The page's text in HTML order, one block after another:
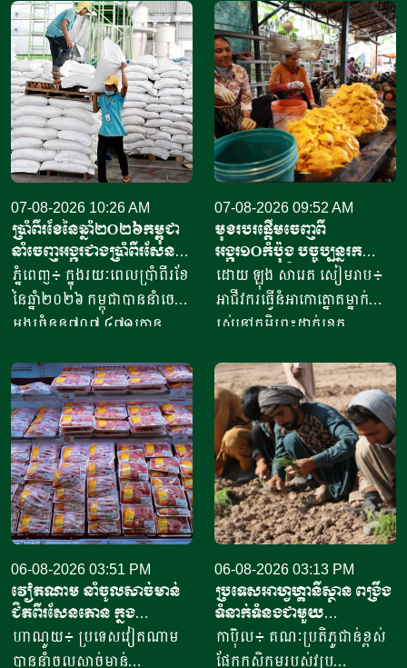
07-08-2026 10:26 AM
ប្រាំពីរខែនៃឆ្នាំ​២០២៦កម្ពុជា
នាំចេញអង្ករជាងប្រាំពីរសែន​
តោន គិតជាទឹកប្រាក់​
ជាង៤១៥លានដុល្លារ
ភ្នំពេញ៖ ក្នុងរយៈពេលប្រាំពីរខែ
នៃឆ្នាំ២០២៦ កម្ពុជាបាននាំចេញ
អង្ករចំនួន៧០៧ ៤៧១តោន​
ចំនួន៦១ក្រុមហ៊ុន ដោយនាំ
ចេញទៅកាន់គោលដៅចំនួន៦៦
ដែលក្នុងនោះទៅកាន់បណ្តា
ប្រទេសនៅក្នុងតំបន់អឺរ៉ុប
ចំនួន៣៣ ​បានបរិមាណអង្ករ
ចំនួន២០៧ ១៥៧តោន គិតជា
ទឹកប្រាក់ចំនួន១៥៦,៤៥​លាន
ដុល្លារ។ ឧកញ៉ា ឡាយ ឈុនហួ
ប្រធានសហព័ន្ធស្រូវអង្ករកម្ពុជា
បានមានប្រសាសន៍ថា ការនាំ
ចេញអង្ករសម្រាប់ឆ្នាំ២០២៦នេះ
នឹងសម្រេចបានជោគជ័យតាម
07-08-2026 09:52 AM
មុខរបរផ្តើមចេញពី
អង្ករ១០កំប៉ុង​ បច្ចុប្បន្ន​រក
ចំណូលបាន​ជិត១០លានរៀល
ក្នុងមួយថ្ងៃ
ដោយ ឡុង សារេត​ សៀមរាប៖ ​
អាជីវករ​​ធ្វើនំអាកោត្នោត​ម្នាក់
រស់នៅភូមិព្រះដាក់ខេត្ត
ចាប់ផ្តើម​ដំបូង​ចេញពីអង្ករ​
១០កំប៉ុង ឬមានទម្ងន់​ប្រហែល​បី
គីឡូក្រាម រហូតមកដល់ឆ្នាំ​
២០២៦នេះ អាច​លក់នំបាន​ពី៤
០០០ ទៅ​៨០០០នំ​ គិតជាប្រាក់
ចំណូលសរុបបានពីបីលានដល់​
ប្រាំបីលានរៀល​ក្នុងមួយថ្ងៃ​។ អ្នក
ស្រី ថ្លុង ថាន ម្ចាស់ហាង​យីហោ
“អាកោត្នោតព្រះដាក់” នៅឃុំព្រះ
ដាក់​ ស្រុក​បន្ទាយស្រី ខេត្ត
សៀមរាប​ បានឱ្យដឹង​ថា មុខរបរ
ធ្វើនំអាកោត្នោត​លក់ជូនប្រជា
06-08-2026 03:51 PM
វៀតណាម នាំចូលសាច់មាន់
ជិតពីរសែនតោន ក្នុង
ឆមាសទី១ ដោយភាគច្រើននាំ
ចូលពីអាម៉េរិក
ហាណូយ៖ ប្រទេសវៀតណាម
បាននាំចូលសាច់មាន់
06-08-2026 03:13 PM
ប្រទេសអាហ្វហ្គានីស្ថាន ពង្រឹង
ទំនាក់ទំនងជាមួយ
ប្រទេសម៉ុលដូវ៉ា ដើម្បីជំរុញ
កិច្ចសហប្រតិបត្តិការផ្នែក
កាប៊ុល៖ គណៈប្រតិភូជាន់ខ្ពស់
ផ្នែកកសិកម្មរបស់វប្រ